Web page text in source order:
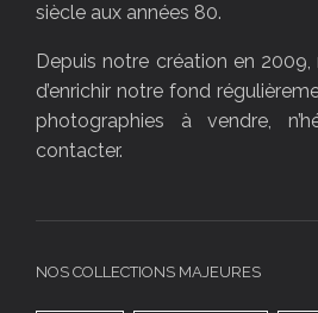
siècle aux années 80.
Depuis notre création en
d’enrichir notre fond
photographies à vendre,
contacter.
NOS COLLECTIONS MAJEURES